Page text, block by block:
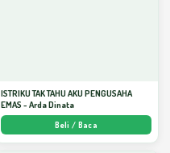
ISTRIKU TAK TAHU AKU PENGUSAHA
EMAS - Arda Dinata
Beli / Baca